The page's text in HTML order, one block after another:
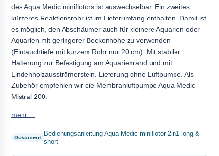
des Aqua Medic miniflotors ist auswechselbar. Ein zweites,
kürzeres Reaktionsrohr ist im Lieferumfang enthalten. Damit ist
es möglich, den Abschäumer auch für kleinere Aquarien oder
Aquarien mit geringerer Beckenhöhe zu verwenden
(Eintauchtiefe mit kurzem Rohr nur 20 cm). Mit stabiler
Halterung zur Befestigung am Aquarienrand und mit
Lindenholzausströmerstein. Lieferung ohne Luftpumpe. Als
Zubehör empfehlen wir die Membranluftpumpe Aqua Medic
Mistral 200.
mehr ...
Bedienungsanleitung Aqua Medic miniflotor 2in1 long &
short